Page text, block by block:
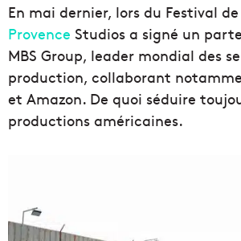
En mai dernier, lors du Festival
Provence Studios a signé un
MBS Group, leader mondial des
production, collaborant
et Amazon. De quoi séduire
productions américaines.